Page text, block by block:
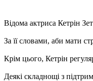
Відома актриса Кетрін
За її словами, аби мати
Крім цього, Кетрін
Деякі складнощі з